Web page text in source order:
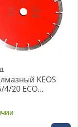
KEOS
4/20 ECO
бетон